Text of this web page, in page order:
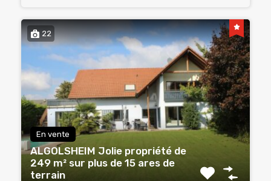
22
En vente
ALGOLSHEIM Jolie propriété de
249 m² sur plus de 15 ares de
terrain